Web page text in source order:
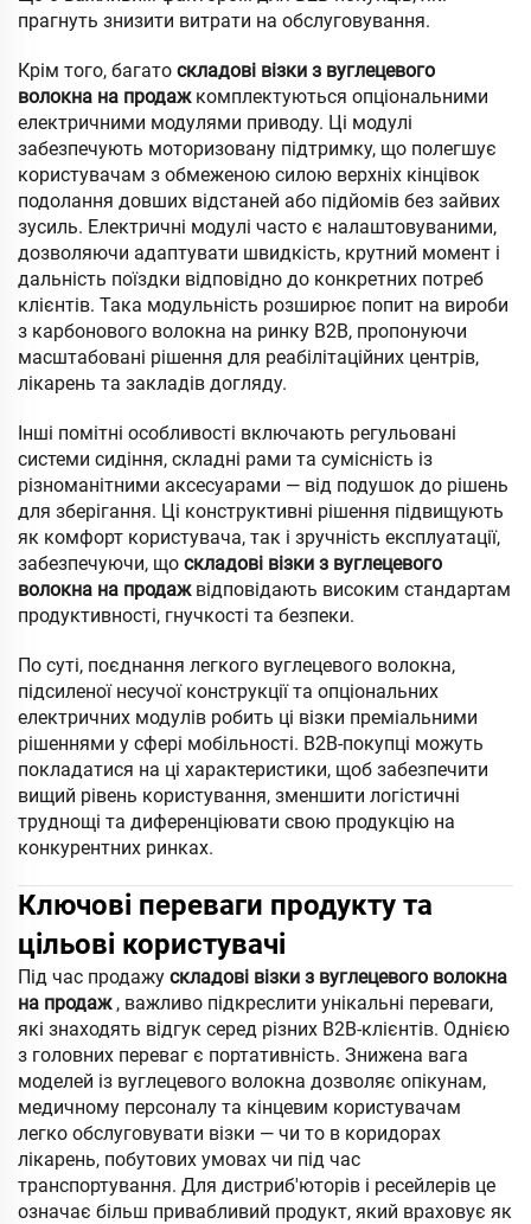
прагнуть знизити витрати на обслуговування.
Крім того, багато складові візки з вуглецевого
волокна на продаж комплектуються опціональними
електричними модулями приводу. Ці модулі
забезпечують моторизовану підтримку, що полегшує
користувачам з обмеженою силою верхніх кінцівок
подолання довших відстаней або підйомів без зайвих
зусиль. Електричні модулі часто є налаштовуваними,
дозволяючи адаптувати швидкість, крутний момент і
дальність поїздки відповідно до конкретних потреб
клієнтів. Така модульність розширює попит на вироби
з карбонового волокна на ринку B2B, пропонуючи
масштабовані рішення для реабілітаційних центрів,
лікарень та закладів догляду.
Інші помітні особливості включають регульовані
системи сидіння, складні рами та сумісність із
різноманітними аксесуарами — від подушок до рішень
для зберігання. Ці конструктивні рішення підвищують
як комфорт користувача, так і зручність експлуатації,
забезпечуючи, що складові візки з вуглецевого
волокна на продаж відповідають високим стандартам
продуктивності, гнучкості та безпеки.
По суті, поєднання легкого вуглецевого волокна,
підсиленої несучої конструкції та опціональних
електричних модулів робить ці візки преміальними
рішеннями у сфері мобільності. B2B-покупці можуть
покладатися на ці характеристики, щоб забезпечити
вищий рівень користування, зменшити логістичні
труднощі та диференціювати свою продукцію на
конкурентних ринках.
Ключові переваги продукту та
цільові користувачі
Під час продажу складові візки з вуглецевого волокна
на продаж , важливо підкреслити унікальні переваги,
які знаходять відгук серед різних B2B-клієнтів. Однією
з головних переваг є портативність. Знижена вага
моделей із вуглецевого волокна дозволяє опікунам,
медичному персоналу та кінцевим користувачам
легко обслуговувати візки — чи то в коридорах
лікарень, побутових умовах чи під час
транспортування. Для дистриб'юторів і ресейлерів це
означає більш привабливий продукт, який враховує як